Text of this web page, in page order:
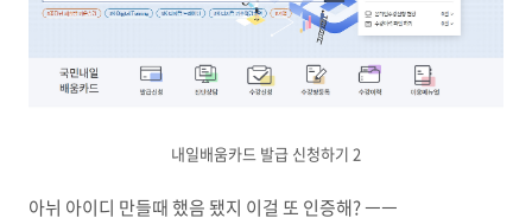
내일배움카드 발급 신청하기 2
아뉘 아이디 만들때 했음 됐지 이걸 또 인증해? ㅡㅡ